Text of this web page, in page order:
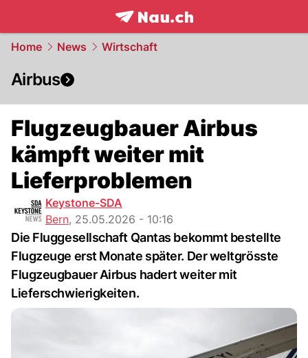
frontpage.NAU.ch
Home News Wirtschaft
Airbus
Flugzeugbauer Airbus
kämpft weiter mit
Lieferproblemen
Keystone-SDA
Bern, 25.05.2026 - 10:16
Die Fluggesellschaft Qantas bekommt bestellte
Flugzeuge erst Monate später. Der weltgrösste
Flugzeugbauer Airbus hadert weiter mit
Lieferschwierigkeiten.